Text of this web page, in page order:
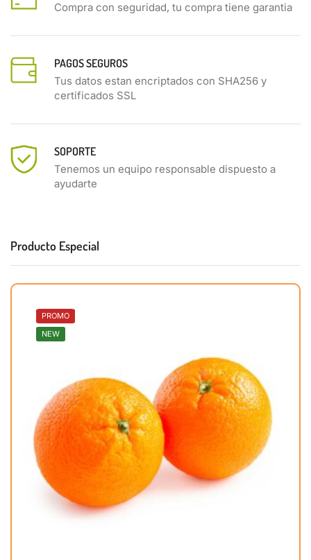
Compra con seguridad, tu compra tiene garantia
PAGOS SEGUROS
Tus datos estan encriptados con SHA256 y
certificados SSL
SOPORTE
Tenemos un equipo responsable dispuesto a
ayudarte
Producto Especial
PROMO
NEW